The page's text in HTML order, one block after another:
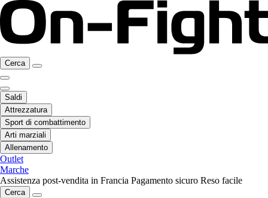
Cerca
Saldi
Attrezzatura
Sport di combattimento
Arti marziali
Allenamento
Outlet
Marche
Assistenza post-vendita in Francia Pagamento sicuro Reso facile
Cerca